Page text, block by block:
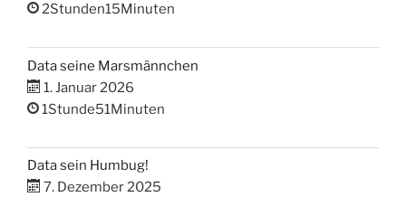
2Stunden15Minuten
Data seine Marsmännchen
1. Januar 2026
1Stunde51Minuten
Data sein Humbug!
7. Dezember 2025